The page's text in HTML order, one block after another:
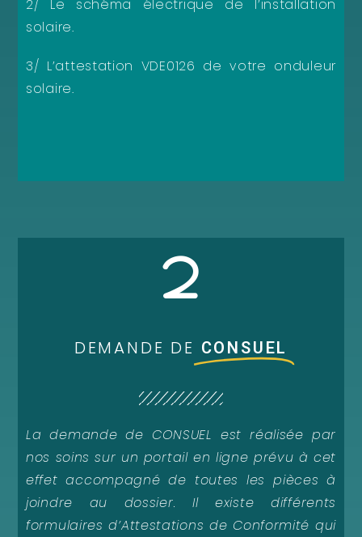
2/ Le schéma électrique de l’installation
solaire.
3/ L’attestation VDE0126 de votre onduleur
solaire.
2
DEMANDE DE CONSUEL
La demande de CONSUEL est réalisée par
nos soins sur un portail en ligne prévu à cet
effet accompagné de toutes les pièces à
joindre au dossier. Il existe différents
formulaires d’Attestations de Conformité qui